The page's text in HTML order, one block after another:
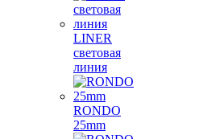
LINER
световая
линия
RONDO
25mm